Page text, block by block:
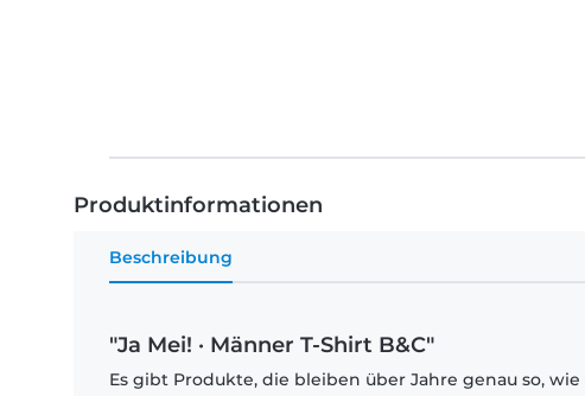
Produktinformationen
Beschreibung
"Ja Mei! · Männer T-Shirt B&C"
Es gibt Produkte, die bleiben über Jahre genau so,